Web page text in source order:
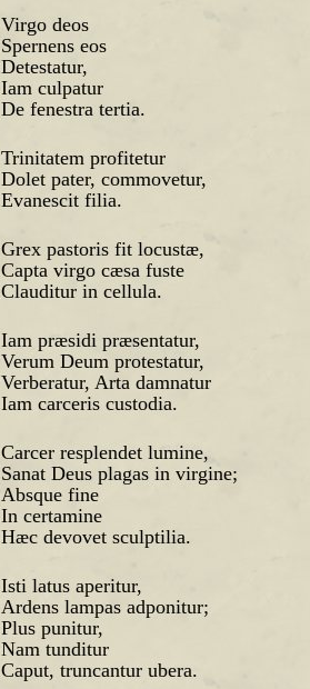
Virgo deos
Spernens eos
Detestatur,
Iam culpatur
De fenestra tertia.
Trinitatem profitetur
Dolet pater, commovetur,
Evanescit filia.
Grex pastoris fit locustæ,
Capta virgo cæsa fuste
Clauditur in cellula.
Iam præsidi præsentatur,
Verum Deum protestatur,
Verberatur, Arta damnatur
Iam carceris custodia.
Carcer resplendet lumine,
Sanat Deus plagas in virgine;
Absque fine
In certamine
Hæc devovet sculptilia.
Isti latus aperitur,
Ardens lampas adponitur;
Plus punitur,
Nam tunditur
Caput, truncantur ubera.